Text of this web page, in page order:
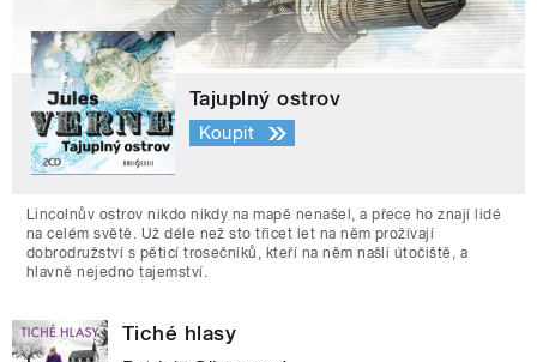
Tajuplný ostrov
Koupit
Lincolnův ostrov nikdo nikdy na mapě nenašel, a přece ho znají lidé
na celém světě. Už déle než sto třicet let na něm prožívají
dobrodružství s pěticí trosečníků, kteří na něm našli útočiště, a
hlavně nejedno tajemství.
Tiché hlasy